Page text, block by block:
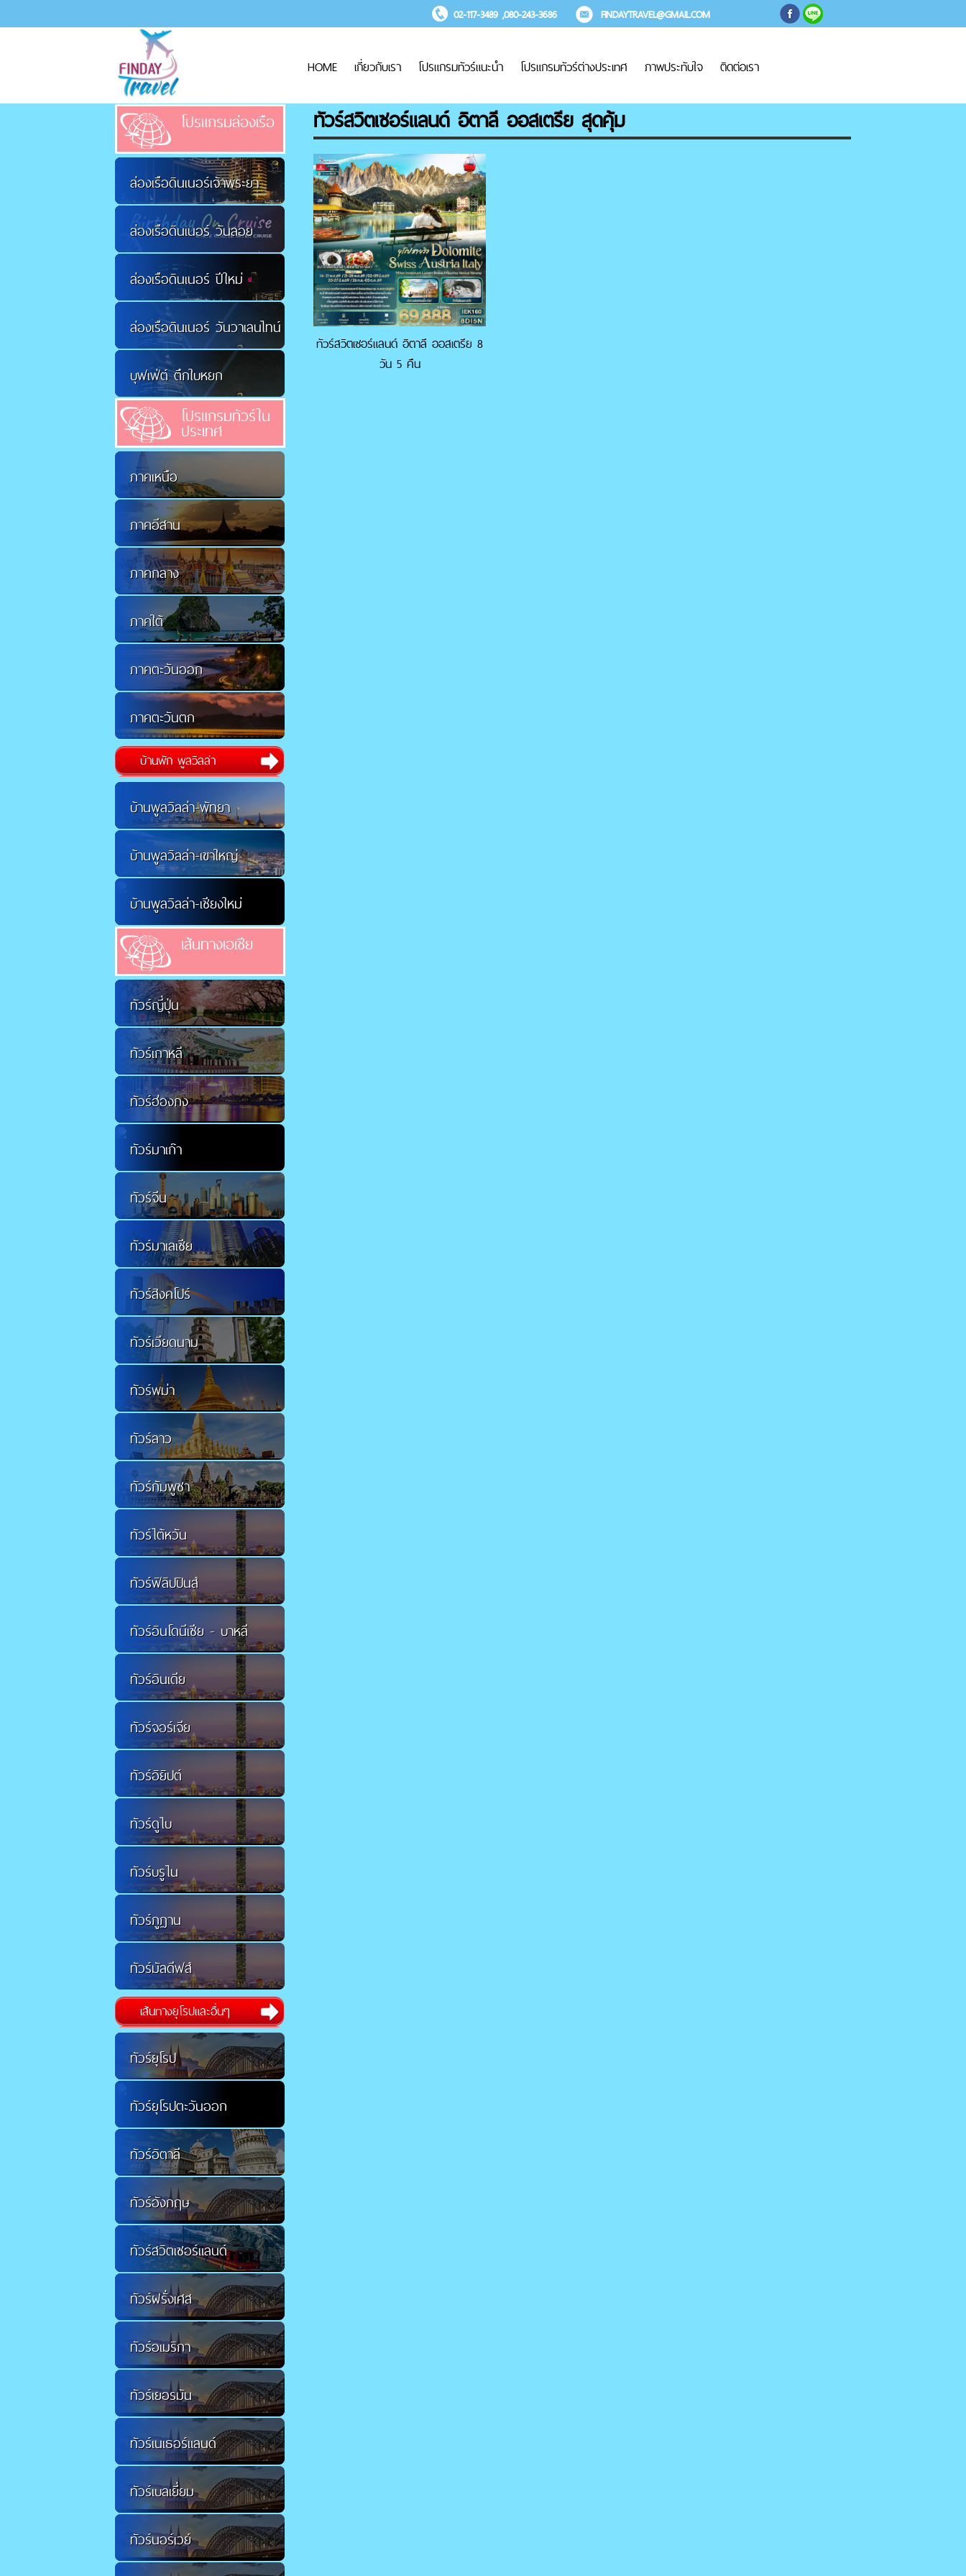
02-117-3489 ,080-243-3686 FINDAYTRAVEL@GMAIL.COM
HOME เกี่ยวกับเรา โปรแกรมทัวร์แนะนำ โปรแกรมทัวร์ต่างประเทศ ภาพประทับใจ ติดต่อเรา
โปรแกรมล่องเรือ
ล่องเรือดินเนอร์เจ้าพระยา
ล่องเรือดินเนอร์ วันลอย
กระทง
ล่องเรือดินเนอร์ ปีใหม่
ล่องเรือดินเนอร์ วันวาเลนไทน์
บุฟเฟ่ต์ ตึกใบหยก
โปรแกรมทัวร์ใน
ประเทศ
ภาคเหนือ
ภาคอีสาน
ภาคกลาง
ภาคใต้
ภาคตะวันออก
ภาคตะวันตก
บ้านพัก พูลวิลล่า
บ้านพูลวิลล่า-พัทยา
บ้านพูลวิลล่า-เขาใหญ่
บ้านพูลวิลล่า-เชียงใหม่
เส้นทางเอเชีย
ทัวร์ญี่ปุ่น
ทัวร์เกาหลี
ทัวร์ฮ่องกง
ทัวร์มาเก๊า
ทัวร์จีน
ทัวร์มาเลเซีย
ทัวร์สิงคโปร์
ทัวร์เวียดนาม
ทัวร์พม่า
ทัวร์ลาว
ทัวร์กัมพูชา
ทัวร์ไต้หวัน
ทัวร์ฟิลิปปินส์
ทัวร์อินโดนีเซีย - บาหลี
ทัวร์อินเดีย
ทัวร์จอร์เจีย
ทัวร์อิยิปต์
ทัวร์ดูไบ
ทัวร์บรูไน
ทัวร์ภูฏาน
ทัวร์มัลดีฟส์
เส้นทางยุโรปและอื่นๆ
ทัวร์ยุโรป
ทัวร์ยุโรปตะวันออก
ทัวร์อิตาลี
ทัวร์อังกฤษ
ทัวร์สวิตเซอร์แลนด์
ทัวร์ฝรั่งเศส
ทัวร์อเมริกา
ทัวร์เยอรมัน
ทัวร์เนเธอร์แลนด์
ทัวร์เบลเยี่ยม
ทัวร์นอร์เวย์
ทัวร์สวิตเซอร์แลนด์ อิตาลี ออสเตรีย สุดคุ้ม
ทัวร์สวิตเซอร์แลนด์ อิตาลี ออสเตรีย 8
วัน 5 คืน